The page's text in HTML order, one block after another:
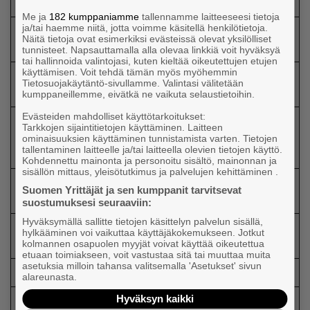
Oulu
Infra
Vipuset Oy
3950000 556000
Pedersöre
TEB Capital
Ab Oy
940000 299000
Pori
Tilitoimisto
Huhdanmäki
Oy
825000 206000
Pori
Oy
2664000 289000
Raahe
P&S
Ahoketo Oy
72141
Rauma Perturo Oy 600000
Konetyö
Me ja 182 kumppaniamme tallennamme laitteeseesi tietoja
ja/tai haemme niitä, jotta voimme käsitellä henkilötietoja.
Näitä tietoja ovat esimerkiksi evästeissä olevat yksilölliset
tunnisteet. Napsauttamalla alla olevaa linkkiä voit hyväksyä
tai hallinnoida valintojasi, kuten kieltää oikeutettujen etujen
käyttämisen. Voit tehdä tämän myös myöhemmin
Tietosuojakäytäntö-sivullamme. Valintasi välitetään
kumppaneillemme, eivätkä ne vaikuta selaustietoihin.
Evästeiden mahdolliset käyttötarkoitukset:
Tarkkojen sijaintitietojen käyttäminen. Laitteen
ominaisuuksien käyttäminen tunnistamista varten. Tietojen
tallentaminen laitteelle ja/tai laitteella olevien tietojen käyttö.
Kohdennettu mainonta ja personoitu sisältö, mainonnan ja
sisällön mittaus, yleisötutkimus ja palvelujen kehittäminen .
Suomen Yrittäjät ja sen kumppanit tarvitsevat
suostumuksesi seuraaviin:
Hyväksymällä sallitte tietojen käsittelyn palvelun sisällä,
hylkääminen voi vaikuttaa käyttäjäkokemukseen. Jotkut
kolmannen osapuolen myyjät voivat käyttää oikeutettua
etuaan toimiakseen, voit vastustaa sitä tai muuttaa muita
asetuksia milloin tahansa valitsemalla 'Asetukset' sivun
alareunasta.
Hyväksyn kaikki